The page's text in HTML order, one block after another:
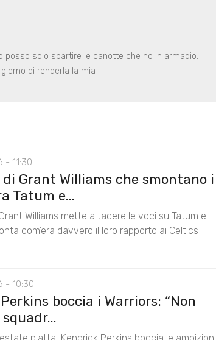
posso solo spartire le canotte che ho in armadio.
di renderla la mia
- 11:30
di Grant Williams che smontano i
Tatum e...
Williams mette a tacere le voci su Tatum e
com’era davvero il loro rapporto ai Celtics
- 10:30
boccia i Warriors: “Non